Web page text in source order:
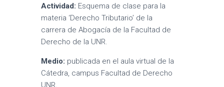
Actividad: Esquema de clase para la
materia ‘Derecho Tributario’ de la
carrera de Abogacía de la Facultad de
Derecho de la UNR.
Medio: publicada en el aula virtual de la
Cátedra, campus Facultad de Derecho
UNR.